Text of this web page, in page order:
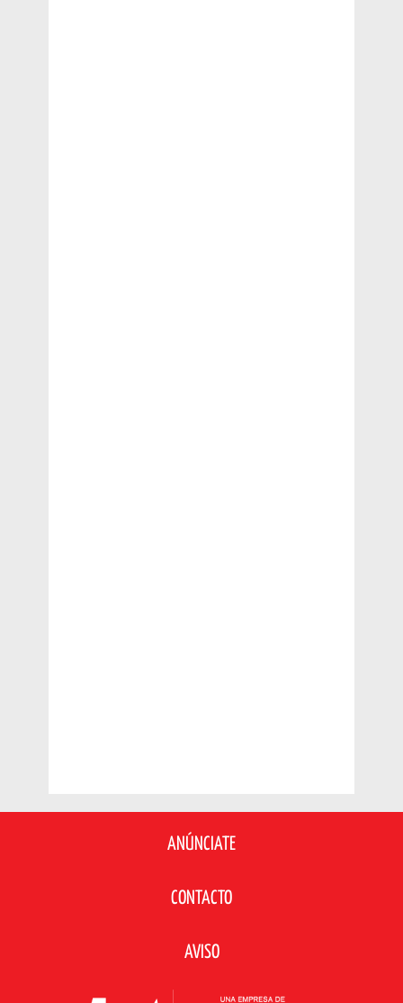
ANÚNCIATE
CONTACTO
AVISO